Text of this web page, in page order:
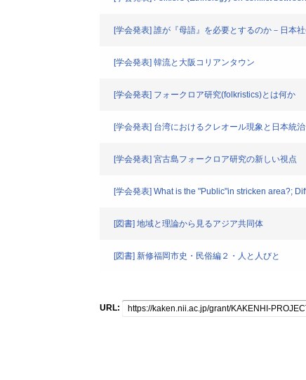
[学会発表] 誰が『母語』を必要とするのか－日本
[学会発表] 韓流と大阪コリアンタウン
[学会発表] フォークロア研究(folkristics)とは何か
[学会発表] 台湾におけるクレオール現象と日本統治
[学会発表] 宮古島フォークロア研究の新しい視点
[学会発表] What is the "Public"in stricken area?;
[図書] 地域と理論から見るアジア共同体
[図書] 新修福岡市史・民俗編２・人と人びと
URL: